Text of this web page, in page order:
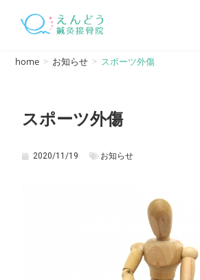
home > お知らせ > スポーツ外傷
スポーツ外傷
2020/11/19 お知らせ